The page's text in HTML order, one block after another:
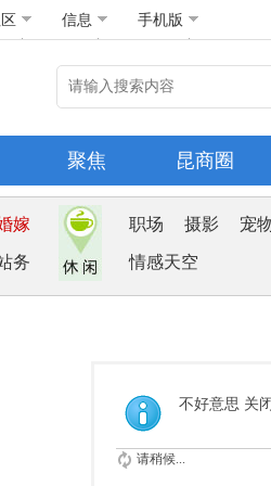
信息 手机版
聚焦 昆商圈
嫁
务
职场 摄影 宠
情感天空
不好意思 关
请稍候...